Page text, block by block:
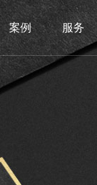
案例 服务